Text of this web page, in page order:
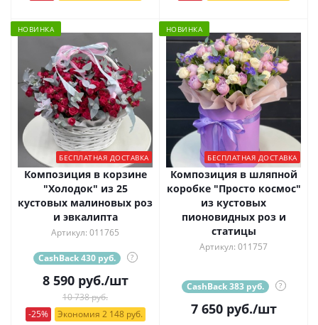
НОВИНКА
БЕСПЛАТНАЯ ДОСТАВКА
Композиция в корзине
"Холодок" из 25
кустовых малиновых роз
и эвкалипта
Артикул: 011765
CashBack 430 руб. ?
8 590руб./шт
10 738 руб.
-25%
Экономия 2 148 руб.
НОВИНКА
БЕСПЛАТНАЯ ДОСТАВКА
Композиция в шляпной
коробке "Просто космос"
из кустовых
пионовидных роз и
статицы
Артикул: 011757
CashBack 383 руб. ?
7 650руб./шт